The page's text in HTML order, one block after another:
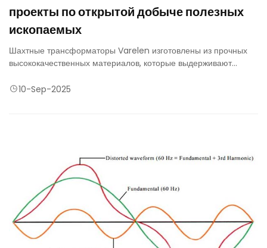
проекты по открытой добыче полезных
ископаемых
Шахтные трансформаторы Varelen изготовлены из прочных
высококачественных материалов, которые выдерживают
обеспечивая надежную работу даже в самых сложных
10-Sep-2025